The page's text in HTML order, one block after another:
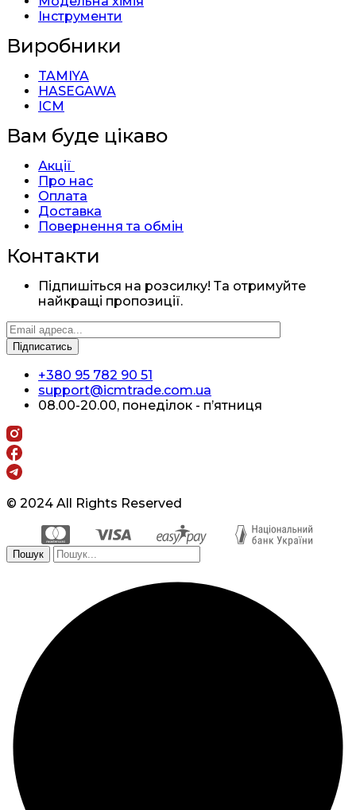
Інструменти
Виробники
TAMIYA
HASEGAWA
ICM
Вам буде цікаво
Акції
Про нас
Оплата
Доставка
Повернення та обмін
Контакти
Підпишіться на розсилку! Та отримуйте
найкращі пропозиції.
+380 95 782 90 51
support@icmtrade.com.ua
08.00-20.00, понеділок - п’ятниця
© 2024 All Rights Reserved
Пошук